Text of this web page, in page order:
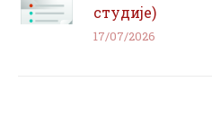
студије)
17/07/2026